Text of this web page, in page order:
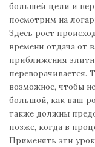
большей цели и
посмотрим на
Здесь рост
времени отдача от
приближения
переворачивается.
возможное, чтобы
большой, как ваш
также должны
позже, когда в
Применять эти